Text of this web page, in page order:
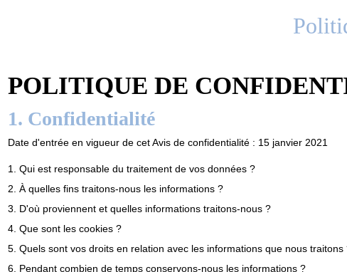
POLITIQUE DE
1. Confidentialité
Date d'entrée en vigueur de cet Avis de confidentialité : 15 janvier 2021
1. Qui est responsable du traitement de vos données ?
2. À quelles fins traitons-nous les informations ?
3. D'où proviennent et quelles informations traitons-nous ?
4. Que sont les cookies ?
5. Quels sont vos droits en relation avec les informations que nous traitons
6. Pendant combien de temps conservons-nous les informations ?